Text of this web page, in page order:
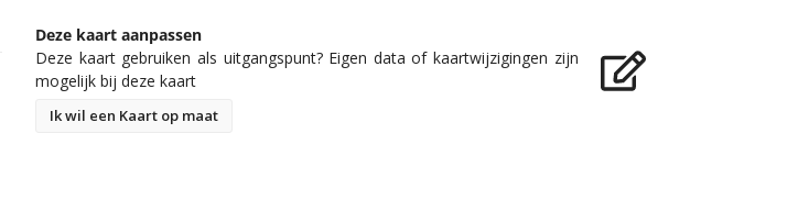
Deze kaart aanpassen
Deze kaart gebruiken als uitgangspunt? Eigen data of kaartwijzigingen zijn
mogelijk bij deze kaart
Ik wil een Kaart op maat